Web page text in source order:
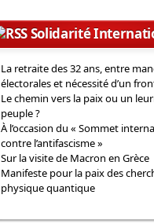
Solidarité
La retraite des 32 ans, entre
électorales et nécessité d’un
Le chemin vers la paix ou un
peuple ?
À l’occasion du « Sommet
contre l’antifascisme »
Sur la visite de Macron en Grèce
Manifeste pour la paix des
physique quantique